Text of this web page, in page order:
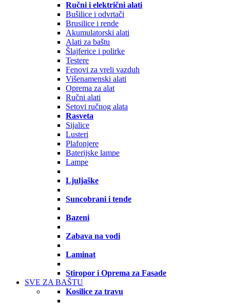
Ručni i električni alati
Bušilice i odvrtači
Brusilice i rende
Akumulatorski alati
Alati za baštu
Šlajferice i polirke
Testere
Fenovi za vreli vazduh
Višenamenski alati
Oprema za alat
Ručni alati
Setovi ručnog alata
Rasveta
Sijalice
Lusteri
Plafonjere
Baterijske lampe
Lampe
Ljuljaške
Suncobrani i tende
Bazeni
Zabava na vodi
Laminat
Stiropor i Oprema za Fasade
SVE ZA BAŠTU
Kosilice za travu